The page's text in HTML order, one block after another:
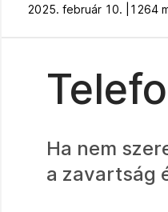
2025. február 10. | 1264
Ha nem
a zavartság